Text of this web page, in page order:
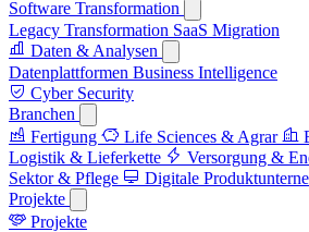
Software Transformation
Legacy Transformation SaaS Migration
Daten & Analysen
Datenplattformen Business Intelligence
Cyber Security
Branchen
Fertigung
Life Sciences & Agrar
Logistik & Lieferkette
Versorgung &
Sektor & Pflege
Digitale
Projekte
Projekte